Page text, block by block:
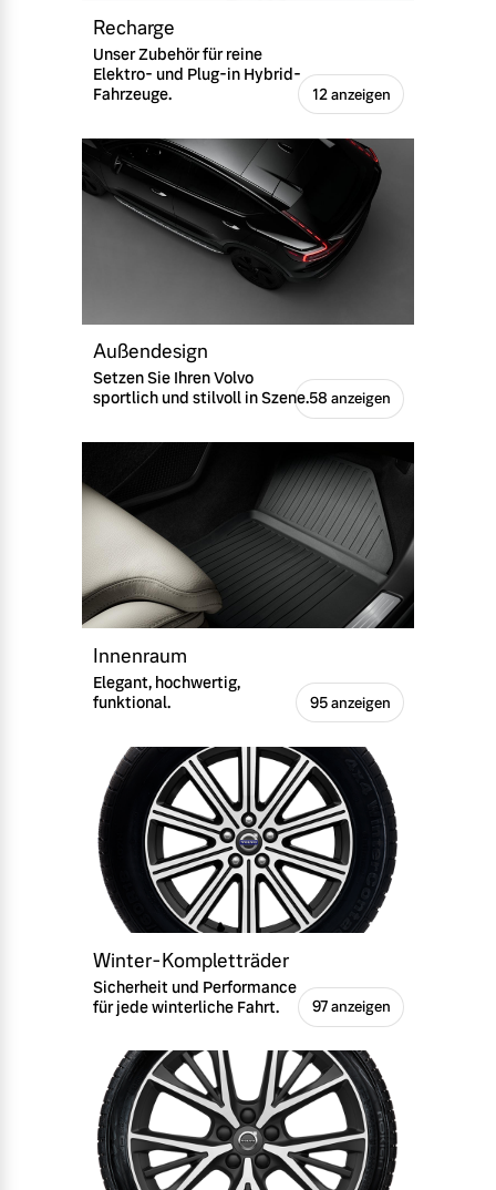
Recharge
Unser Zubehör für reine
Elektro- und Plug-in Hybrid-
Fahrzeuge.
12 anzeigen
Außendesign
Setzen Sie Ihren Volvo
sportlich und stilvoll in Szene.58 anzeigen
Innenraum
Elegant, hochwertig,
funktional.
95 anzeigen
Winter-Kompletträder
Sicherheit und Performance
für jede winterliche Fahrt.
97 anzeigen